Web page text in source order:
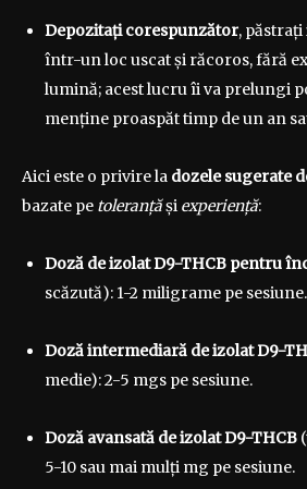
Depozitați corespunzător,
într-un loc uscat și răcoros, fără
lumină; acest lucru îi va prelungi
menține proaspăt timp de un an
Aici este o privire la dozele sugerate
bazate pe toleranțăși experiență:
Doză de izolat D9-THCB pentru
scăzută): 1-2 miligrame pe sesiune.
Dozăintermediară de izolat D9-
medie): 2-5 mgs pe sesiune.
Doză avansată de izolat D9-THCB
5-10 sau mai mulți mg pe sesiune.